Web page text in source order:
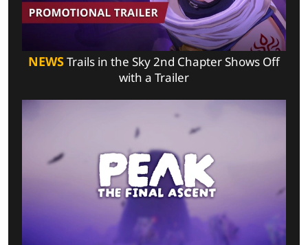
NEWSTrails in the Sky 2nd Chapter Shows Off
with a Trailer